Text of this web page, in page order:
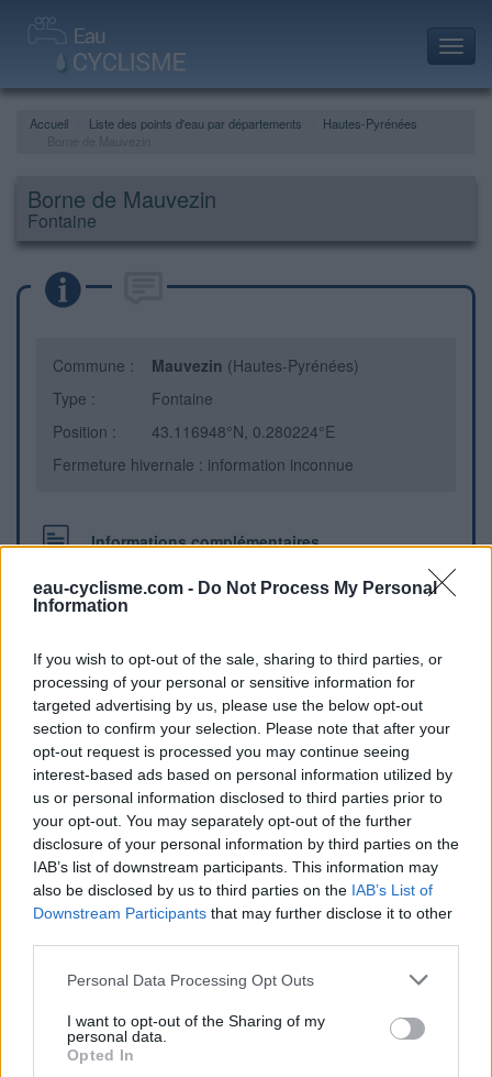
eau-cyclisme.com - Do Not Process My Personal
Information
If you wish to opt-out of the sale, sharing to third parties, or
processing of your personal or sensitive information for
targeted advertising by us, please use the below opt-out
section to confirm your selection. Please note that after your
opt-out request is processed you may continue seeing
interest-based ads based on personal information utilized by
us or personal information disclosed to third parties prior to
your opt-out. You may separately opt-out of the further
disclosure of your personal information by third parties on the
IAB’s list of downstream participants. This information may
also be disclosed by us to third parties on the IAB’s List of
Downstream Participants that may further disclose it to other
Personal Data Processing Opt Outs
I want to opt-out of the Sharing of my
personal data.
Opted In
Accueil Liste des points d'eau par départements
Hautes-Pyrénées
Borne de Mauvezin
Fontaine
Commune : Mauvezin (Hautes-Pyrénées)
Type :
Fontaine
Position :
43.116948°N, 0.280224°E
Fermeture hivernale : information inconnue
Informations complémentaires
Une borne se trouve sur le parking de l'église, à proximité
du chateau de Mauvezin
Repères visuels
Afficher la carte